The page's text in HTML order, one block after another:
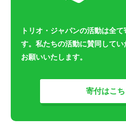
トリオ・ジャパンの活動は全
す。私たちの活動に賛同して
お願いいたします。
寄付はこち